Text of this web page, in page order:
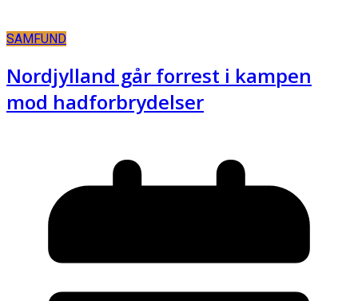
SAMFUND
Nordjylland går forrest i kampen
mod hadforbrydelser